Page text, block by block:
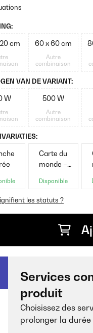
cm 60 x 60 cm
Autre
combinaison
VAN DE VARIANT:
W 500 W
Autre
combinaison
Carte du
monde –
Disponible
les statuts ?
Services
produit
Choisissez des
prolonger la